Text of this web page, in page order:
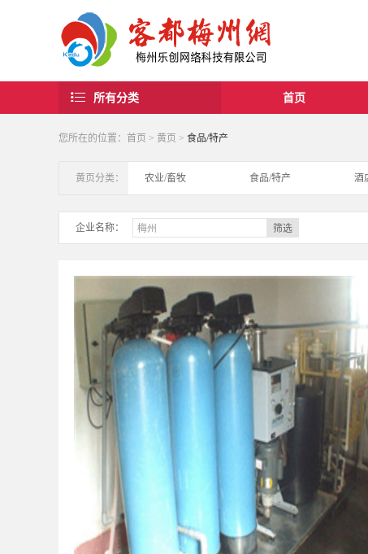
所有分类 首页
您所在的位置： 首页 > 黄页 > 食品/特产
黄页分类： 农业/畜牧 食品/特产 酒
企业名称：